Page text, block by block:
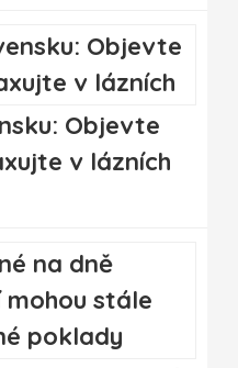
Objevte
v lázních